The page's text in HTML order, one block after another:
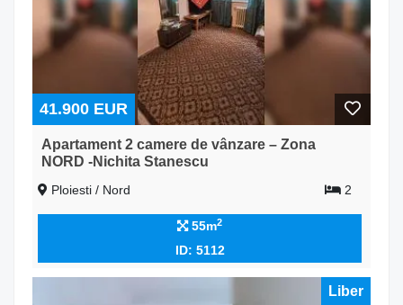
41.900 EUR
Apartament 2 camere de vânzare – Zona
NORD -Nichita Stanescu
Ploiesti / Nord 2
55m2
ID: 5112
Liber